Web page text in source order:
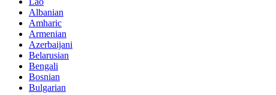
Albanian
Amharic
Armenian
Azerbaijani
Belarusian
Bengali
Bosnian
Bulgarian